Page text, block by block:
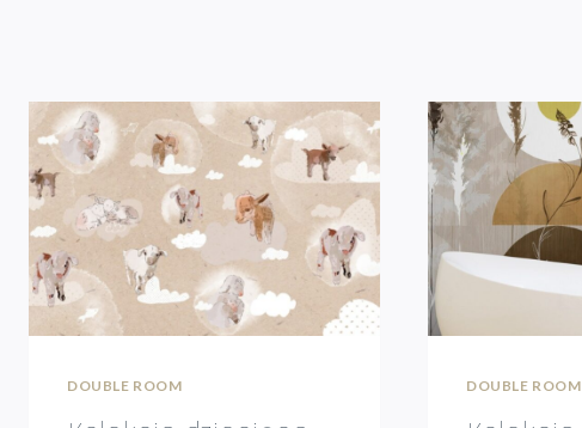
DOUBLE ROOM DOUBLE ROOM